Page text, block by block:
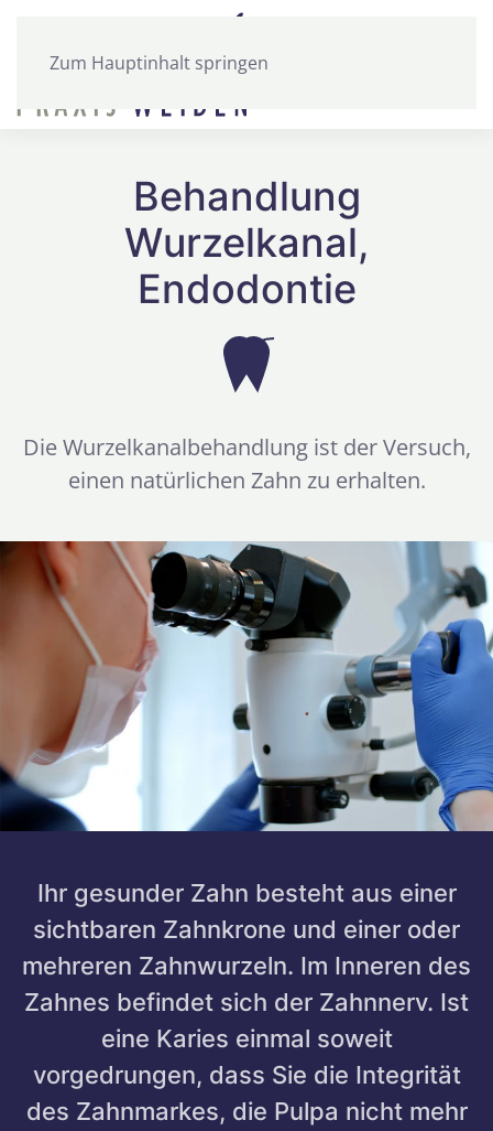
Zum Hauptinhalt springen
Behandlung
Wurzelkanal,
Endodontie
Die Wurzelkanalbehandlung ist der Versuch,
einen natürlichen Zahn zu erhalten.
Ihr gesunder Zahn besteht aus einer
sichtbaren Zahnkrone und einer oder
mehreren Zahnwurzeln. Im Inneren des
Zahnes befindet sich der Zahnnerv. Ist
eine Karies einmal soweit
vorgedrungen, dass Sie die Integrität
des Zahnmarkes, die Pulpa nicht mehr